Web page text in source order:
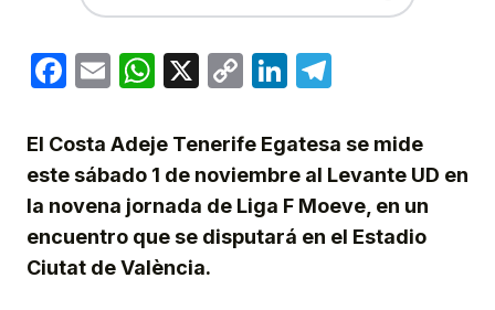
Facebook
EmailWhatsApp
X
CopyLinkedIn
El Costa Adeje Tenerife Egatesa se mide
este sábado 1 de noviembre al Levante UD en
la novena jornada de Liga F Moeve, en un
encuentro que se disputará en el Estadio
Ciutat de València.